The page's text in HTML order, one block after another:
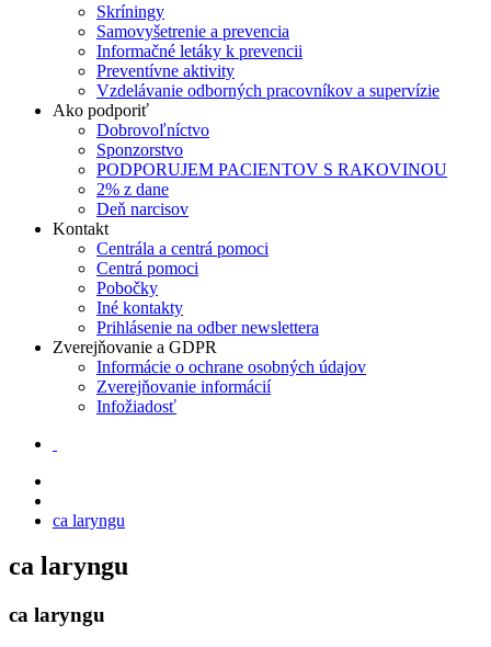
Skríningy
Samovyšetrenie a prevencia
Informačné letáky k prevencii
Preventívne aktivity
Vzdelávanie odborných pracovníkov a supervízie
Ako podporiť
Dobrovoľníctvo
Sponzorstvo
PODPORUJEM PACIENTOV S RAKOVINOU
2% z dane
Deň narcisov
Kontakt
Centrála a centrá pomoci
Centrá pomoci
Pobočky
Iné kontakty
Prihlásenie na odber newslettera
Zverejňovanie a GDPR
Informácie o ochrane osobných údajov
Zverejňovanie informácií
Infožiadosť
ca laryngu
ca laryngu
ca laryngu